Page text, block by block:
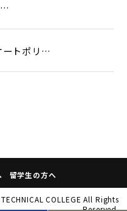
…
ートポリ…
留学生の方へ
COLLEGE All Rights
Reserved.